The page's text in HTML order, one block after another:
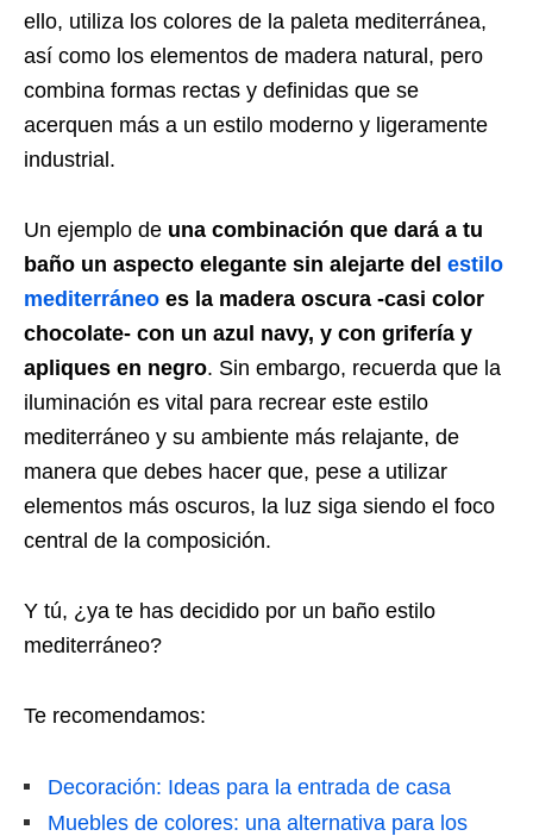
ello, utiliza los colores de la paleta mediterránea,
así como los elementos de madera natural, pero
combina formas rectas y definidas que se
acerquen más a un estilo moderno y ligeramente
industrial.
Un ejemplo de una combinación que dará a tu
baño un aspecto elegante sin alejarte del estilo
mediterráneo es la madera oscura -casi color
chocolate- con un azul navy, y con grifería y
apliques en negro. Sin embargo, recuerda que la
iluminación es vital para recrear este estilo
mediterráneo y su ambiente más relajante, de
manera que debes hacer que, pese a utilizar
elementos más oscuros, la luz siga siendo el foco
central de la composición.
Y tú, ¿ya te has decidido por un baño estilo
mediterráneo?
Te recomendamos:
Decoración: Ideas para la entrada de casa
Muebles de colores: una alternativa para los